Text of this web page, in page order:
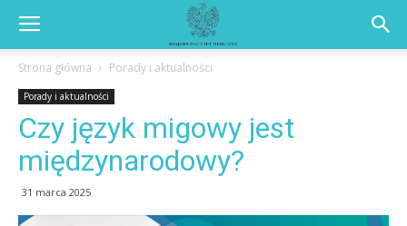
Strona główna Porady i aktualności
Porady i aktualności
Czy język migowy jest
międzynarodowy?
31 marca 2025